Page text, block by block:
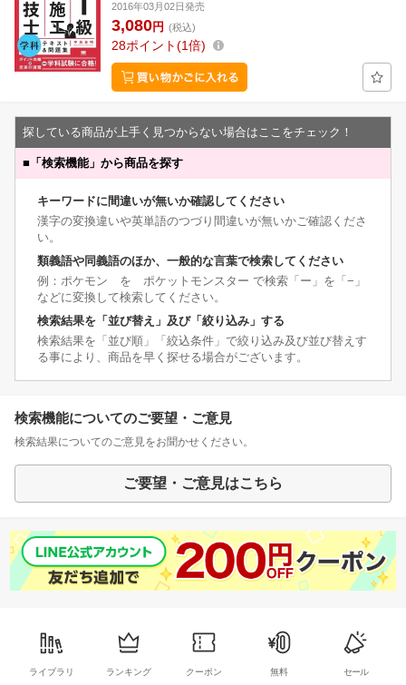
2016年03月02日発売
3,080円 (税込)
28ポイント 1倍
探している商品が上手く見つからない場合はここをチェック！
■ 「検索機能」から商品を探す
キーワードに間違いが無いか確認してください
漢字の変換違いや英単語のつづり間違いが無いかご確認くださ
い。
類義語や同義語のほか、一般的な言葉で検索してください
例：ポケモン を ポケットモンスター で検索「ー」を「−」
などに変換して検索してください。
検索結果を「並び替え」及び「絞り込み」する
検索結果を「並び順」「絞込条件」で絞り込み及び並び替えす
る事により、商品を早く探せる場合がございます。
検索機能についてのご要望・ご意見
検索結果についてのご意見をお聞かせください。
ご要望・ご意見はこちら
ライブラリ ランキング クーポン 無料 セール